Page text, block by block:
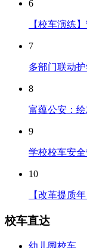
6
【校车演练
7
多部门联动
8
富蕴公安：
9
学校校车安
10
【改革提质
校车直达
幼儿园校车